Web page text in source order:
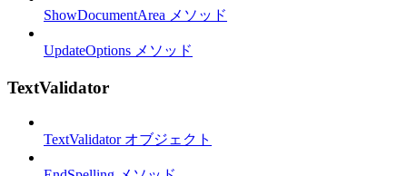
ShowDocumentArea メソッド
UpdateOptions メソッド
TextValidator
TextValidator オブジェクト